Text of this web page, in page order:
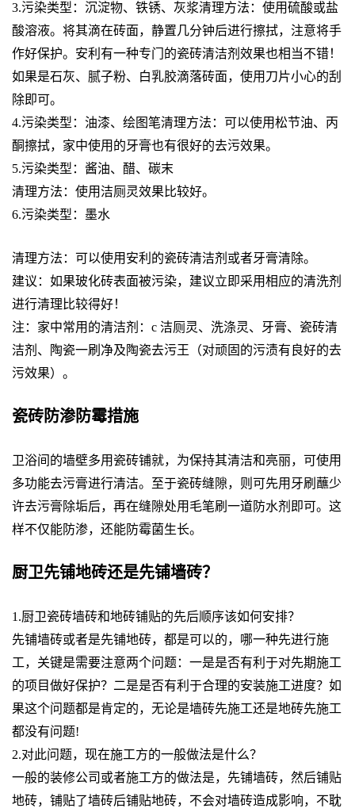
3.污染类型：沉淀物、铁锈、灰浆清理方法：使用硫酸或盐
酸溶液。将其滴在砖面，静置几分钟后进行擦拭，注意将手
作好保护。安利有一种专门的瓷砖清洁剂效果也相当不错！
如果是石灰、腻子粉、白乳胶滴落砖面，使用刀片小心的刮
除即可。
4.污染类型：油漆、绘图笔清理方法：可以使用松节油、丙
酮擦拭，家中使用的牙膏也有很好的去污效果。
5.污染类型：酱油、醋、碳末
清理方法：使用洁厕灵效果比较好。
6.污染类型：墨水
清理方法：可以使用安利的瓷砖清洁剂或者牙膏清除。
建议：如果玻化砖表面被污染，建议立即采用相应的清洗剂
进行清理比较得好！
注：家中常用的清洁剂：c 洁厕灵、洗涤灵、牙膏、瓷砖清
洁剂、陶瓷一刷净及陶瓷去污王（对顽固的污渍有良好的去
污效果）。
瓷砖防渗防霉措施
卫浴间的墙壁多用瓷砖铺就，为保持其清洁和亮丽，可使用
多功能去污膏进行清洁。至于瓷砖缝隙，则可先用牙刷蘸少
许去污膏除垢后，再在缝隙处用毛笔刷一道防水剂即可。这
样不仅能防渗，还能防霉菌生长。
厨卫先铺地砖还是先铺墙砖？
1.厨卫瓷砖墙砖和地砖铺贴的先后顺序该如何安排？
先铺墙砖或者是先铺地砖，都是可以的，哪一种先进行施
工，关键是需要注意两个问题：一是是否有利于对先期施工
的项目做好保护？二是是否有利于合理的安装施工进度？如
果这个问题都是肯定的，无论是墙砖先施工还是地砖先施工
都没有问题!
2.对此问题，现在施工方的一般做法是什么？
一般的装修公司或者施工方的做法是，先铺墙砖，然后铺贴
地砖，铺贴了墙砖后铺贴地砖，不会对墙砖造成影响，不耽